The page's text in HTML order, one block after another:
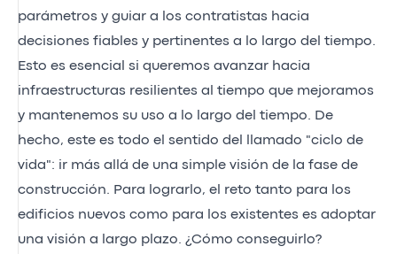
parámetros y guiar a los contratistas hacia
decisiones fiables y pertinentes a lo largo del tiempo.
Esto es esencial si queremos avanzar hacia
infraestructuras resilientes al tiempo que mejoramos
y mantenemos su uso a lo largo del tiempo. De
hecho, este es todo el sentido del llamado "ciclo de
vida": ir más allá de una simple visión de la fase de
construcción. Para lograrlo, el reto tanto para los
edificios nuevos como para los existentes es adoptar
una visión a largo plazo. ¿Cómo conseguirlo?